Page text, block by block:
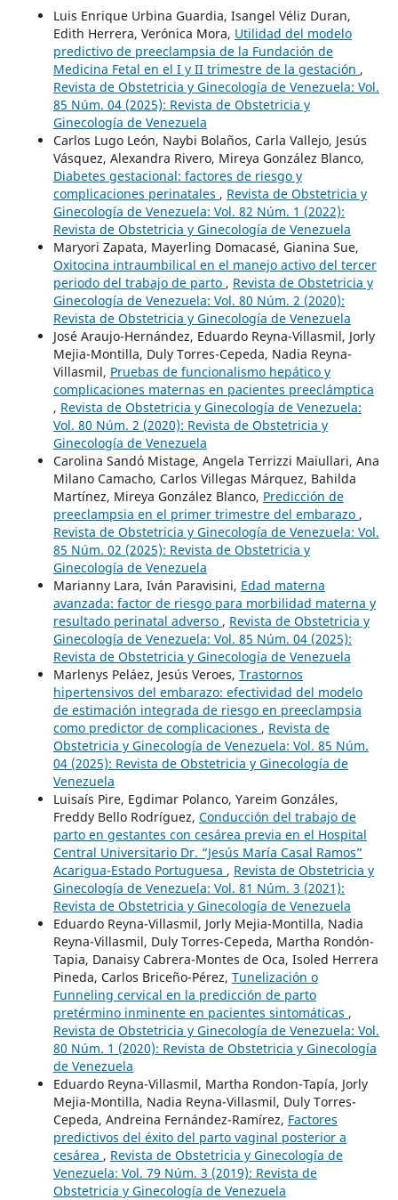
Luis Enrique Urbina Guardia, Isangel Véliz Duran,
Edith Herrera, Verónica Mora, Utilidad del modelo
predictivo de preeclampsia de la Fundación de
Medicina Fetal en el I y II trimestre de la gestación ,
Revista de Obstetricia y Ginecología de Venezuela: Vol.
85 Núm. 04 (2025): Revista de Obstetricia y
Ginecología de Venezuela
Carlos Lugo León, Naybi Bolaños, Carla Vallejo, Jesús
Vásquez, Alexandra Rivero, Mireya González Blanco,
Diabetes gestacional: factores de riesgo y
complicaciones perinatales , Revista de Obstetricia y
Ginecología de Venezuela: Vol. 82 Núm. 1 (2022):
Revista de Obstetricia y Ginecología de Venezuela
Maryori Zapata, Mayerling Domacasé, Gianina Sue,
Oxitocina intraumbilical en el manejo activo del tercer
periodo del trabajo de parto , Revista de Obstetricia y
Ginecología de Venezuela: Vol. 80 Núm. 2 (2020):
Revista de Obstetricia y Ginecología de Venezuela
José Araujo-Hernández, Eduardo Reyna-Villasmil, Jorly
Mejia-Montilla, Duly Torres-Cepeda, Nadia Reyna-
Villasmil, Pruebas de funcionalismo hepático y
complicaciones maternas en pacientes preeclámptica
, Revista de Obstetricia y Ginecología de Venezuela:
Vol. 80 Núm. 2 (2020): Revista de Obstetricia y
Ginecología de Venezuela
Carolina Sandó Mistage, Angela Terrizzi Maiullari, Ana
Milano Camacho, Carlos Villegas Márquez, Bahilda
Martínez, Mireya González Blanco, Predicción de
preeclampsia en el primer trimestre del embarazo ,
Revista de Obstetricia y Ginecología de Venezuela: Vol.
85 Núm. 02 (2025): Revista de Obstetricia y
Ginecología de Venezuela
Marianny Lara, Iván Paravisini, Edad materna
avanzada: factor de riesgo para morbilidad materna y
resultado perinatal adverso , Revista de Obstetricia y
Ginecología de Venezuela: Vol. 85 Núm. 04 (2025):
Revista de Obstetricia y Ginecología de Venezuela
Marlenys Peláez, Jesús Veroes, Trastornos
hipertensivos del embarazo: efectividad del modelo
de estimación integrada de riesgo en preeclampsia
como predictor de complicaciones , Revista de
Obstetricia y Ginecología de Venezuela: Vol. 85 Núm.
04 (2025): Revista de Obstetricia y Ginecología de
Venezuela
Luisaís Pire, Egdimar Polanco, Yareim Gonzáles,
Freddy Bello Rodríguez, Conducción del trabajo de
parto en gestantes con cesárea previa en el Hospital
Central Universitario Dr. “Jesús María Casal Ramos”
Acarigua-Estado Portuguesa , Revista de Obstetricia y
Ginecología de Venezuela: Vol. 81 Núm. 3 (2021):
Revista de Obstetricia y Ginecología de Venezuela
Eduardo Reyna-Villasmil, Jorly Mejia-Montilla, Nadia
Reyna-Villasmil, Duly Torres-Cepeda, Martha Rondón-
Tapia, Danaisy Cabrera-Montes de Oca, Isoled Herrera
Pineda, Carlos Briceño-Pérez, Tunelización o
Funneling cervical en la predicción de parto
pretérmino inminente en pacientes sintomáticas ,
Revista de Obstetricia y Ginecología de Venezuela: Vol.
80 Núm. 1 (2020): Revista de Obstetricia y Ginecología
de Venezuela
Eduardo Reyna-Villasmil, Martha Rondon-Tapía, Jorly
Mejia-Montilla, Nadia Reyna-Villasmil, Duly Torres-
Cepeda, Andreina Fernández-Ramírez, Factores
predictivos del éxito del parto vaginal posterior a
cesárea , Revista de Obstetricia y Ginecología de
Venezuela: Vol. 79 Núm. 3 (2019): Revista de
Obstetricia y Ginecología de Venezuela